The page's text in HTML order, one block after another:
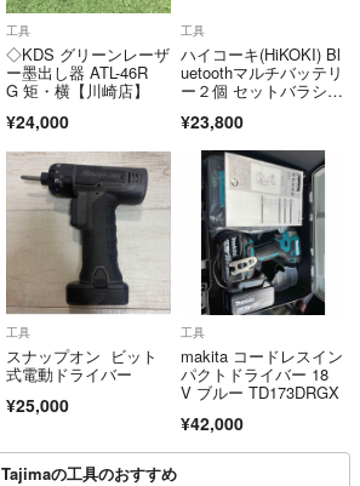
工具
◇KDS グリーンレーザ
ー墨出し器 ATL-46R
G 矩・横【川崎店】
¥24,000
工具
ハイコーキ(HiKOKI) Bl
uetoothマルチバッテリ
ー２個 セットバラシ売
¥23,800
工具
スナップオン ビット
式電動ドライバー
¥25,000
工具
makita コードレスイン
パクトドライバー 18
V ブルー TD173DRGX
¥42,000
Tajimaの工具のおすすめ